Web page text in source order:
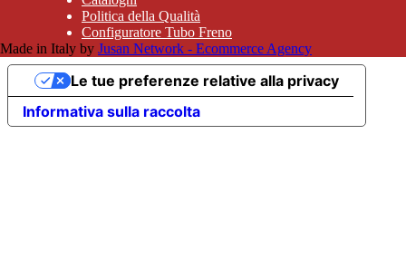
Politica della Qualità
Configuratore Tubo Freno
Made in Italy by Jusan Network - Ecommerce Agency
Informativa sulla raccolta
Le tue preferenze relative alla privacy